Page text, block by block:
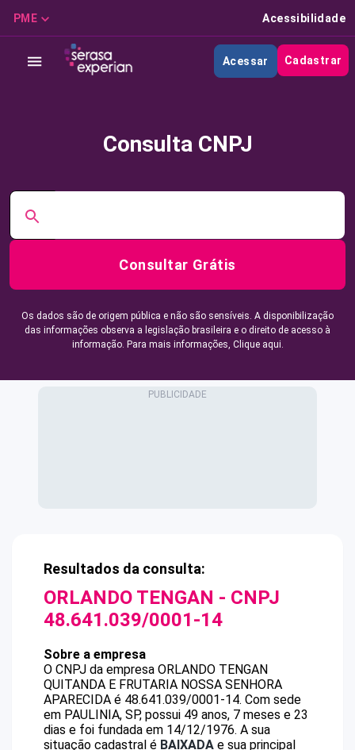
PME Acessibilidade
Acessar Cadastrar
Consulta CNPJ
Consultar Grátis
Os dados são de origem pública e não são sensíveis. A disponibilização
das informações observa a legislação brasileira e o direito de acesso à
informação. Para mais informações, Clique aqui.
Resultados da consulta:
ORLANDO TENGAN - CNPJ
48.641.039/0001-14
Sobre a empresa
O CNPJ da empresa ORLANDO TENGAN
QUITANDA E FRUTARIA NOSSA SENHORA
APARECIDA é 48.641.039/0001-14. Com sede
em PAULINIA, SP, possui 49 anos, 7 meses e 23
dias e foi fundada em 14/12/1976. A sua
situação cadastral é BAIXADA e sua principal